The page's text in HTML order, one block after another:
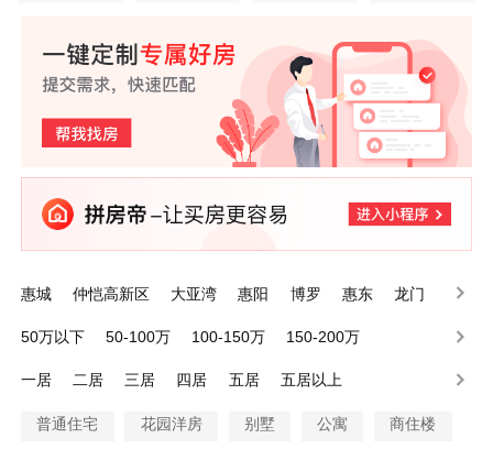
惠城 仲恺高新区 大亚湾 惠阳 博罗 惠东 龙门
50万以下 50-100万 100-150万
150-200万
一居
二居 三居 四居 五居 五居以上
普通住宅 花园洋房 别墅 公寓 商住楼